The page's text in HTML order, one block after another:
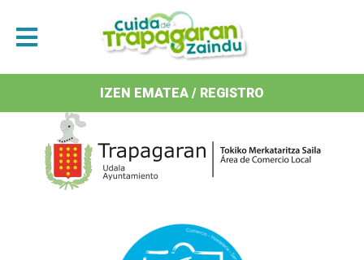
Antolatzaileak / Organizan
IZEN EMATEA / REGISTRO